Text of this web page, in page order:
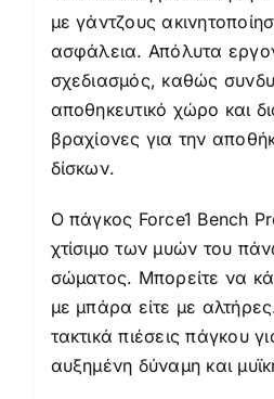
με γάντζους
ασφάλεια. Απόλυτα
σχεδιασμός, καθώς
αποθηκευτικό χώρο και
βραχίονες για την
δίσκων.
Ο πάγκος Force1 Bench
χτίσιμο των μυών του
σώματος. Μπορείτε να
με μπάρα είτε με
τακτικά πιέσεις πάγκου
αυξημένη δύναμη και